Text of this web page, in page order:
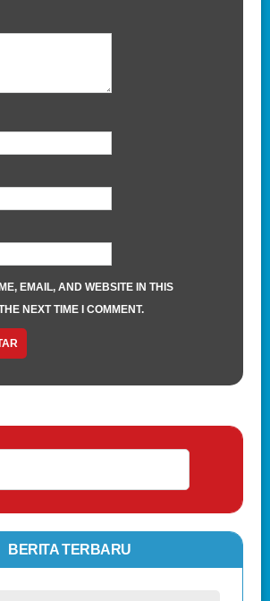
EMAIL, AND WEBSITE IN THIS
NEXT TIME I COMMENT.
BERITA TERBARU